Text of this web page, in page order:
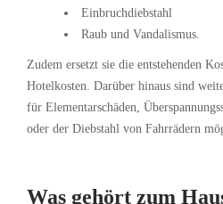
Einbruchdiebstahl
Raub und Vandalismus.
Zudem ersetzt sie die entstehenden
Hotelkosten. Darüber hinaus sind
für Elementarschäden,
oder der Diebstahl von Fahrrädern
Was gehört zum